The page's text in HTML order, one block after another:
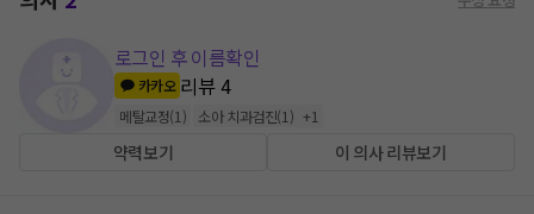
로그인 후 이름확인
카카오 리뷰4
메탈교정(1 ) 소아 치과검진(1 ) +1
약력보기 이 의사 리뷰보기